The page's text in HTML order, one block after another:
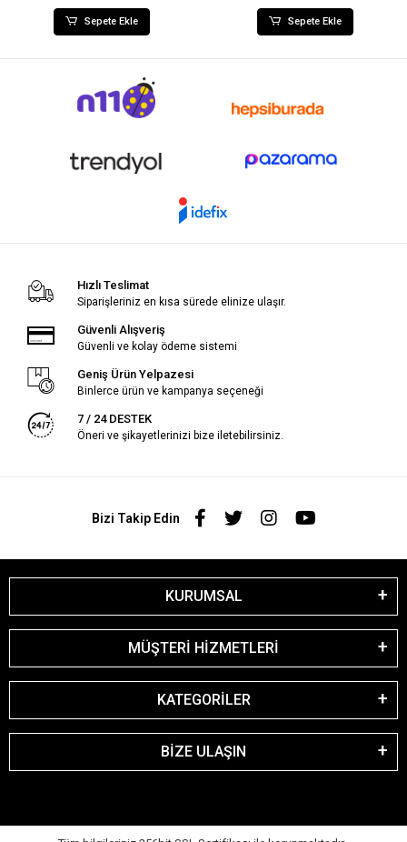
Sepete Ekle Sepete Ekle
Hızlı Teslimat
Siparişleriniz en kısa sürede elinize ulaşır.
Güvenli Alışveriş
Güvenli ve kolay ödeme sistemi
Geniş Ürün Yelpazesi
Binlerce ürün ve kampanya seçeneği
7 / 24 DESTEK
Öneri ve şikayetlerinizi bize iletebilirsiniz.
Bizi Takip Edin
KURUMSAL
MÜŞTERİ HİZMETLERİ
KATEGORİLER
BİZE ULAŞIN